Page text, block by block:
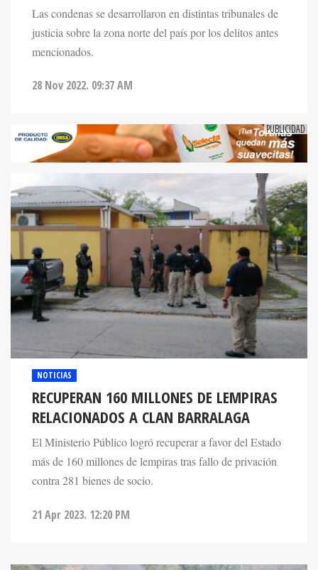
Las condenas se desarrollaron en distintas tribunales de
justicia sobre la zona norte del país por los delitos antes
mencionados.
28 Nov 2022. 09:37 AM
NOTICIAS
RECUPERAN 160 MILLONES DE LEMPIRAS
RELACIONADOS A CLAN BARRALAGA
El Ministerio Público logró recuperar a favor del Estado
más de 160 millones de lempiras tras fallo de privación
contra 281 bienes de socio.